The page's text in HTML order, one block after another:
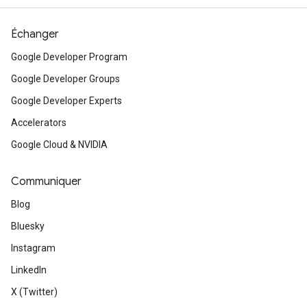
Échanger
Google Developer Program
Google Developer Groups
Google Developer Experts
Accelerators
Google Cloud & NVIDIA
Communiquer
Blog
Bluesky
Instagram
LinkedIn
X (Twitter)